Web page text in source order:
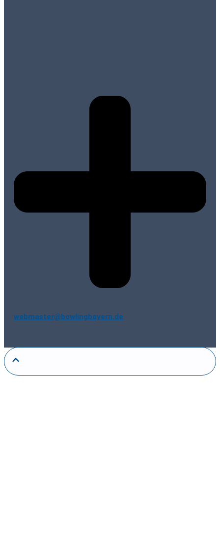
webmaster@bowlingbayern.de